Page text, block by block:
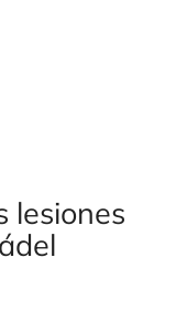
lesiones